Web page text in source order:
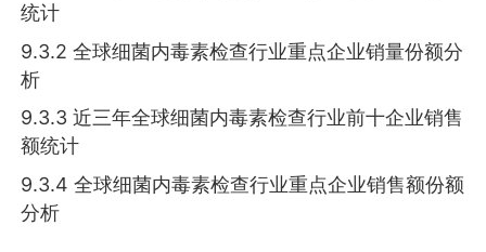
统计
9.3.2 全球细菌内毒素检查行业重点企业销量份额分
析
9.3.3 近三年全球细菌内毒素检查行业前十企业销售
额统计
9.3.4 全球细菌内毒素检查行业重点企业销售额份额
分析